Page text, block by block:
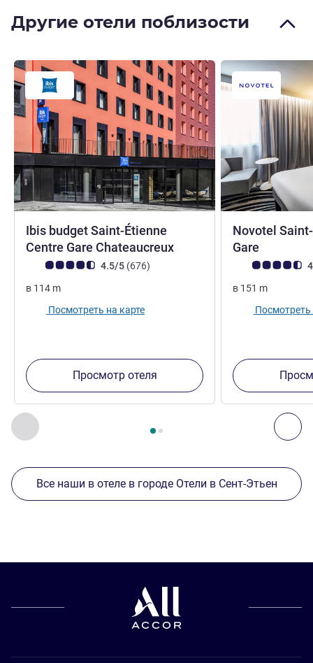
Другие отели поблизости
Назад - Другие отели поблизости
Страница , Другие отели поблизости 1 :, Другие
Ibis budget Saint-Étienne
Centre Gare Chateaucreux
Примечание: отзывы клиентов (Рейтинг ALL)
4.5/5 (676Отзывов
)
в 114 m
Посмотреть на карте
Просмотр отеля
Novotel
Gare
Примечание:
в 151 m
Посмотреть
Все наши в отеле в городе Отели в Сент-Этьен